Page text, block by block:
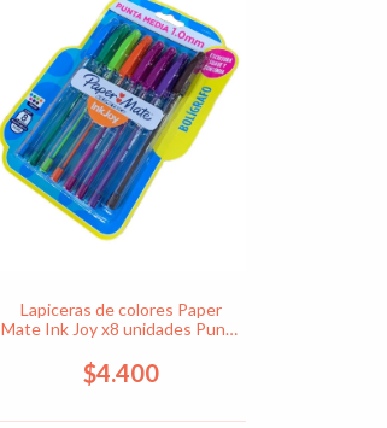
Lapiceras de colores Paper
Mate Ink Joy x8 unidades Punta
$4.400